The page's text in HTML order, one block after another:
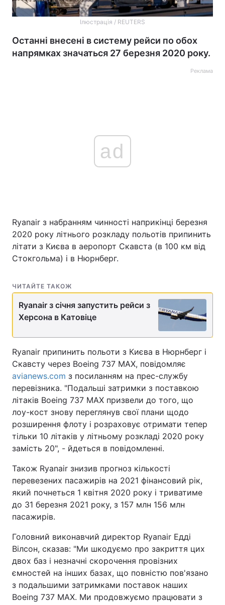
Ілюстрація / REUTERS
Останні внесені в систему рейси по обох
напрямках значаться 27 березня 2020 року.
Реклама
ad
Ryanair з набранням чинності наприкінці березня
2020 року літнього розкладу польотів припинить
літати з Києва в аеропорт Скавста (в 100 км від
Стокгольма) і в Нюрнберг.
ЧИТАЙТЕ ТАКОЖ
Ryanair з січня запустить рейси з
Херсона в Катовіце
Ryanair припинить польоти з Києва в Нюрнберг і
Скавсту через Boeing 737 MAX, повідомляє
avianews.com з посиланням на прес-службу
перевізника. "Подальші затримки з поставкою
літаків Boeing 737 MAX призвели до того, що
лоу-кост знову переглянув свої плани щодо
розширення флоту і розраховує отримати тепер
тільки 10 літаків у літньому розкладі 2020 року
замість 20", - йдеться в повідомленні.
Також Ryanair знизив прогноз кількості
перевезених пасажирів на 2021 фінансовий рік,
який почнеться 1 квітня 2020 року і триватиме
до 31 березня 2021 року, з 157 млн 156 млн
пасажирів.
Головний виконавчий директор Ryanair Едді
Вілсон, сказав: "Ми шкодуємо про закриття цих
двох баз і незначні скорочення провізних
ємностей на інших базах, що повністю пов'язано
з подальшими затримками поставок наших
Boeing 737 MAX. Ми продовжуємо працювати з